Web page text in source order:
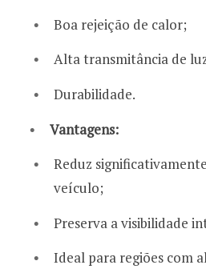
Boa rejeição de calor;
Alta transmitância de
Durabilidade.
Vantagens:
Reduz
veículo;
Preserva a visibilidade
Ideal para regiões com